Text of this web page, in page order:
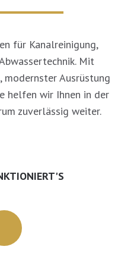
für Kanalreinigung,
Mit
Ausrüstung
helfen wir Ihnen in der
zuverlässig weiter.